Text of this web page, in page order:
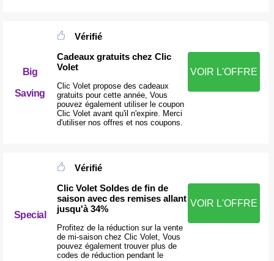
Big
Saving
Vérifié
Cadeaux gratuits chez Clic
Volet
Clic Volet propose des cadeaux
gratuits pour cette année, Vous
pouvez également utiliser le coupon
Clic Volet avant qu'il n'expire. Merci
d'utiliser nos offres et nos coupons.
VOIR L'OFFRE
Special
Vérifié
Clic Volet Soldes de fin de
saison avec des remises allant
jusqu'à 34%
Profitez de la réduction sur la vente
de mi-saison chez Clic Volet, Vous
pouvez également trouver plus de
codes de réduction pendant le
VOIR L'OFFRE